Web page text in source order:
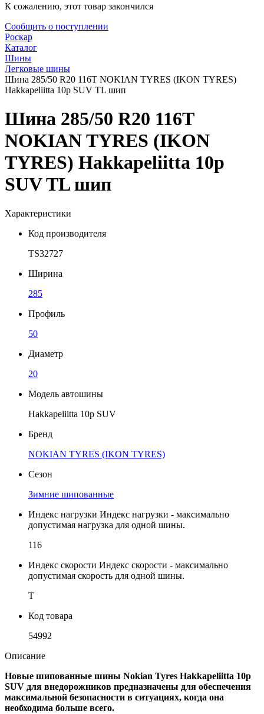
К сожалению, этот товар закончился
Сообщить о поступлении
Роскар
Каталог
Шины
Легковые шины
Шина 285/50 R20 116T NOKIAN TYRES (IKON TYRES)
Hakkapeliitta 10р SUV TL шип
Шина 285/50 R20 116T
NOKIAN TYRES (IKON
TYRES) Hakkapeliitta 10р
SUV TL шип
Характеристики
Код производителя
TS32727
Ширина
285
Профиль
50
Диаметр
20
Модель автошины
Hakkapeliitta 10р SUV
Бренд
NOKIAN TYRES (IKON TYRES)
Сезон
Зимние шипованные
Индекс нагрузки Индекс нагрузки - максимально
допустимая нагрузка для одной шины.
116
Индекс скорости Индекс скорости - максимально
допустимая скорость для одной шины.
T
Код товара
54992
Описание
Новые шипованные шины Nokian Tyres Hakkapeliitta 10p
SUV для внедорожников предназначены для обеспечения
максимальной безопасности в ситуациях, когда она
необходима больше всего.